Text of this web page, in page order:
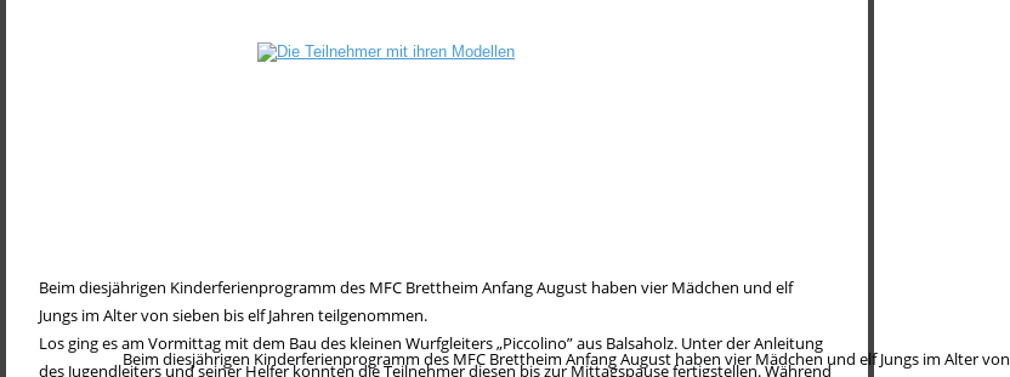
Beim diesjährigen Kinderferienprogramm des MFC Brettheim Anfang August haben vier Mädchen und elf Jungs im Alter von
Beim diesjährigen Kinderferienprogramm des MFC Brettheim Anfang August haben vier Mädchen und elf
Jungs im Alter von sieben bis elf Jahren teilgenommen.
Los ging es am Vormittag mit dem Bau des kleinen Wurfgleiters „Piccolino” aus Balsaholz. Unter der Anleitung
des Jugendleiters und seiner Helfer konnten die Teilnehmer diesen bis zur Mittagspause fertigstellen. Während